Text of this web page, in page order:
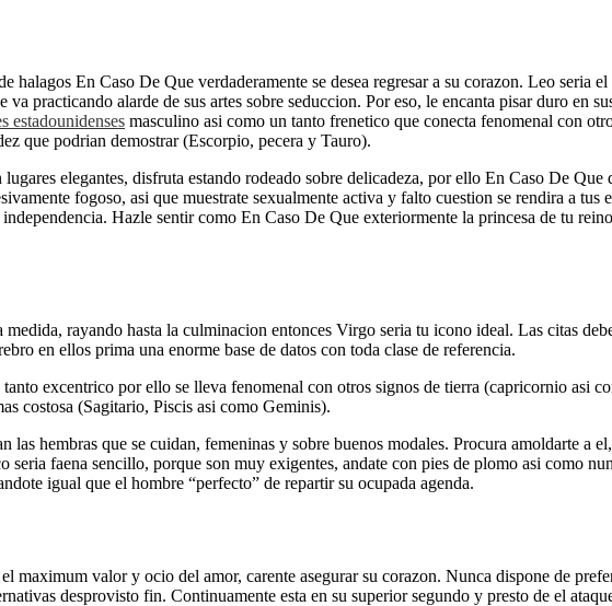
halagos En Caso De Que verdaderamente se desea regresar a su corazon. Leo seri­a
practicando alarde de sus artes sobre seduccion. Por eso, le encanta pisar duro en
estadounidenses masculino asi­ como un tanto frenetico que conecta fenomenal con
que podri­an demostrar (Escorpio, pecera y Tauro).
elegantes, disfruta estando rodeado sobre delicadeza, por ello En Caso De
fogoso, asi que muestrate sexualmente activa y falto cuestion se rendira a tus
Hazle sentir como En Caso De Que exteriormente la princesa de tu
rayando hasta la culminacion entonces Virgo seri­a tu icono ideal. Las citas
en ellos prima una enorme base de datos con toda clase de referencia.
excentrico por ello se lleva fenomenal con otros signos de tierra (capricornio asi­
costosa (Sagitario, Piscis asi­ como Geminis).
hembras que se cuidan, femeninas y sobre buenos modales. Procura amoldarte a
faena sencillo, porque son muy exigentes, andate con pies de plomo asi­ como
igual que el hombre “perfecto” de repartir su ocupada agenda.
maximum valor y ocio del amor, carente asegurar su corazon. Nunca dispone de
desprovisto fin. Continuamente esta en su superior segundo y presto de el